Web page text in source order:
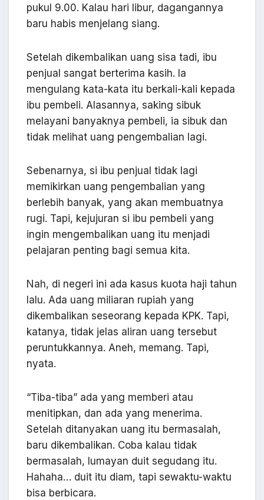
pukul 9.00. Kalau hari libur, dagangannya
baru habis menjelang siang.
Setelah dikembalikan uang sisa tadi, ibu
penjual sangat berterima kasih. Ia
mengulang kata-kata itu berkali-kali kepada
ibu pembeli. Alasannya, saking sibuk
melayani banyaknya pembeli, ia sibuk dan
tidak melihat uang pengembalian lagi.
Sebenarnya, si ibu penjual tidak lagi
memikirkan uang pengembalian yang
berlebih banyak, yang akan membuatnya
rugi. Tapi, kejujuran si ibu pembeli yang
ingin mengembalikan uang itu menjadi
pelajaran penting bagi semua kita.
Nah, di negeri ini ada kasus kuota haji tahun
lalu. Ada uang miliaran rupiah yang
dikembalikan seseorang kepada KPK. Tapi,
katanya, tidak jelas aliran uang tersebut
peruntukkannya. Aneh, memang. Tapi,
nyata.
“Tiba-tiba” ada yang memberi atau
menitipkan, dan ada yang menerima.
Setelah ditanyakan uang itu bermasalah,
baru dikembalikan. Coba kalau tidak
bermasalah, lumayan duit segudang itu.
Hahaha… duit itu diam, tapi sewaktu-waktu
bisa berbicara.